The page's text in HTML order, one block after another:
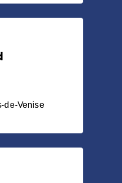
de-Venise